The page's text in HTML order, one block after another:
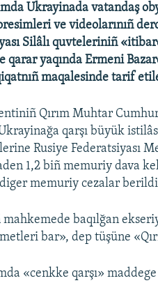
Ukrayinada vatandaş
ve videolarınıñ
Silâlı quvteleriniñ
qarar yaqında Ermeni
maqalesinde tarif
Qırım Muhtar
qarşı büyük
Rusiye Federatsiyası
1,2 biñ memuriy dava
diger memuriy cezalar
mahkemede baqılğan
bar», dep tüşüne
«cenkke qarşı»